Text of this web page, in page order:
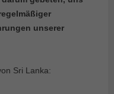
unserer
Sri Lanka: